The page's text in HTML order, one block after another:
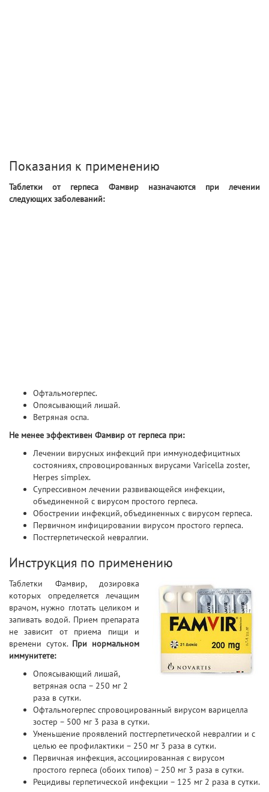
Показания к применению
Таблетки от герпеса Фамвир назначаются при лечении
следующих заболеваний:
Офтальмогерпес.
Опоясывающий лишай.
Ветряная оспа.
Не менее эффективен Фамвир от герпеса при:
Лечении вирусных инфекций при иммунодефицитных
состояниях, спровоцированных вирусами Varicella zoster,
Herpes simplex.
Супрессивном лечении развивающейся инфекции,
объединенной с вирусом простого герпеса.
Обострении инфекций, объединенных с вирусом герпеса.
Первичном инфицировании вирусом простого герпеса.
Постгерпетической невралгии.
Инструкция по применению
Таблетки Фамвир, дозировка
которых определяется лечащим
врачом, нужно глотать целиком и
запивать водой. Прием препарата
не зависит от приема пищи и
времени суток. При нормальном
иммунитете:
Опоясывающий лишай,
ветряная оспа – 250 мг 2
раза в сутки.
Офтальмогерпес спровоцированный вирусом варицелла
зостер – 500 мг 3 раза в сутки.
Уменьшение проявлений постгерпетической невралгии и с
целью ее профилактики – 250 мг 3 раза в сутки.
Первичная инфекция, ассоциированная с вирусом
простого герпеса (обоих типов) – 250 мг 3 раза в сутки.
Рецидивы герпетической инфекции – 125 мг 2 раза в сутки.